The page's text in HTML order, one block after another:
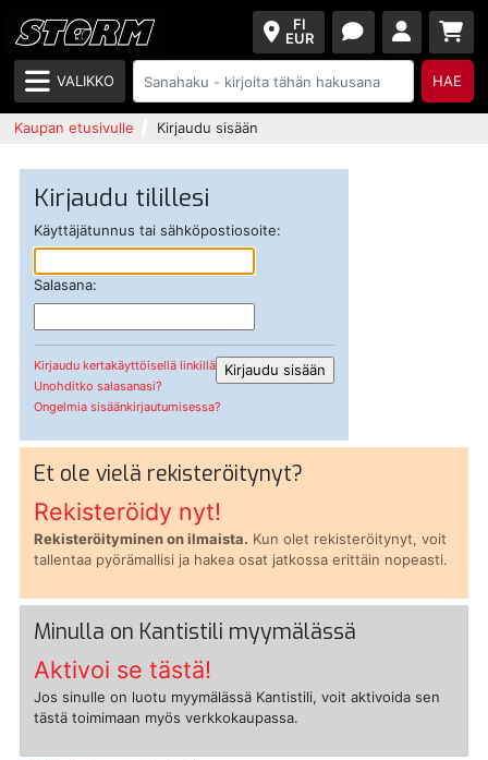
FI
EUR
VALIKKO HAE
Kaupan etusivulle Kirjaudu sisään
Kirjaudu tilillesi
Käyttäjätunnus tai sähköpostiosoite:
Salasana:
Kirjaudu kertakäyttöisellä linkillä
Unohditko salasanasi?
Ongelmia sisäänkirjautumisessa?
Et ole vielä rekisteröitynyt?
Rekisteröidy nyt!
Rekisteröityminen on ilmaista. Kun olet rekisteröitynyt, voit
tallentaa pyörämallisi ja hakea osat jatkossa erittäin nopeasti.
Minulla on Kantistili myymälässä
Aktivoi se tästä!
Jos sinulle on luotu myymälässä Kantistili, voit aktivoida sen
tästä toimimaan myös verkkokaupassa.